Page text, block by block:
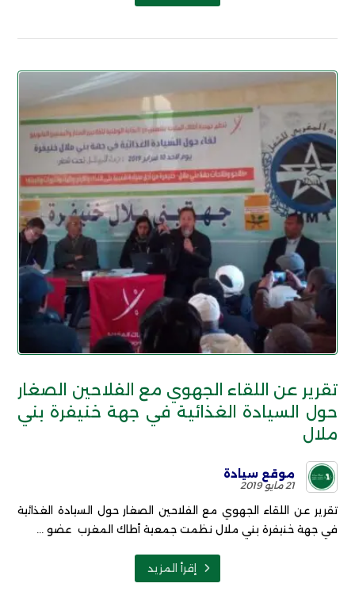
تقرير عن اللقاء الجهوي مع الفلاحين الصغار
حول السيادة الغذائية في جهة خنيفرة بني
ملال
موقع سيادة
21 مايو 2019
تقرير عن اللقاء الجهوي مع الفلاحين الصغار حول السيادة الغذائية
في جهة خنيفرة بني ملال نظمت جمعية أطاك المغرب عضو ...
إقرأ المزيد